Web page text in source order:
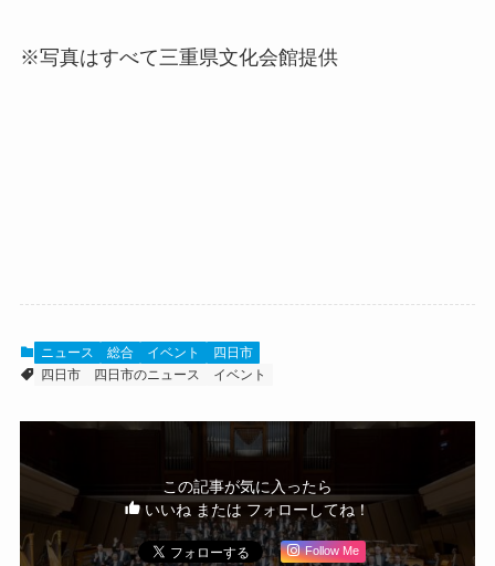
※写真はすべて三重県文化会館提供
ニュース 総合 イベント
四日市
四日市
四日市のニュース イベント
この記事が気に入ったら
いいね または フォローしてね！
Follow Me